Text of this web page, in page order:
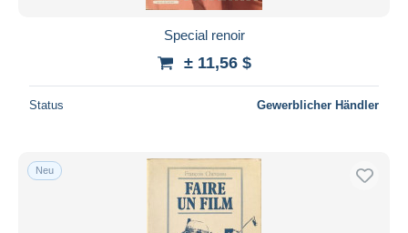
Special renoir
± 11,56 $
Status Gewerblicher Händler
Neu